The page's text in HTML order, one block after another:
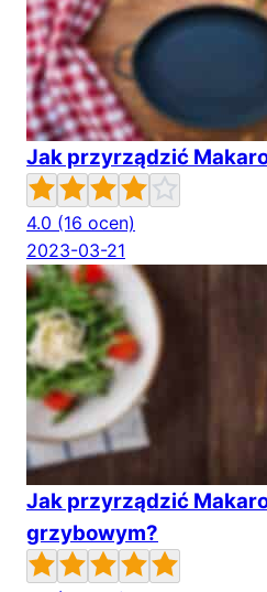
Jak przyrządzić
4.0 (16 ocen)
2023-03-21
Jak przyrządzić
grzybowym?